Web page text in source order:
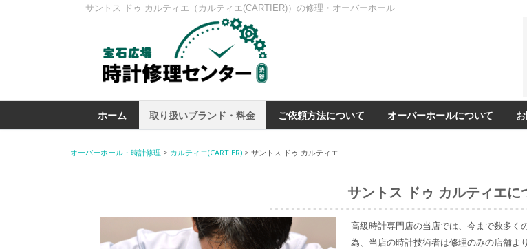
サントス ドゥ カルティエ（カルティエ(CARTIER)）の修理・オーバーホール
ホーム 取り扱いブランド・料金 ご依頼方法について オーバーホールについて
オーバーホール・時計修理 > カルティエ(CARTIER) > サントス ドゥ カルティエ
サントス ドゥ カルティエに
高級時計専門店の当店では、今まで数多く
為、当店の時計技術者は修理のみの店舗よ